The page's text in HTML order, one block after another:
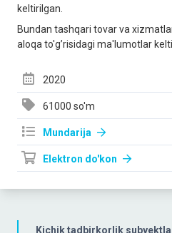
Kichik tadbirkorlik
keltirilgan.
Bundan tashqari tovar va
aloqa to'g’risidagi ma'lumotlar
2020
61000 so'm
Mundarija
Elektron do'kon